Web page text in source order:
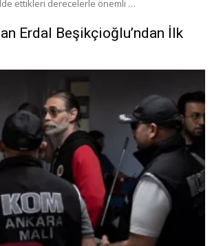
ettikleri derecelerle önemli …
Erdal Beşikçioğlu’ndan İlk